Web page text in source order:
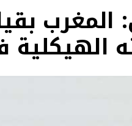
الهيكلية